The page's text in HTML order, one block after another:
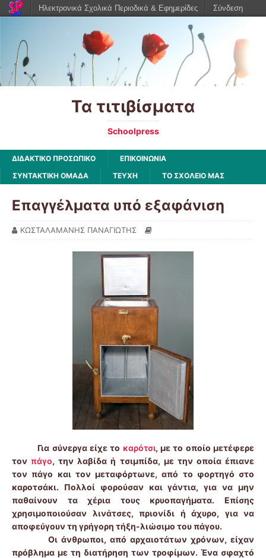
Τα τιτιβίσματα
Schoolpress
ΔΙΔΑΚΤΙΚΟ ΠΡΟΣΩΠΙΚΟ
ΕΠΙΚΟΙΝΩΝΙΑ
ΣΥΝΤΑΚΤΙΚΗ ΟΜΑΔΑ
ΤΕΥΧΗ ΤΟ ΣΧΟΛΕΙΟ ΜΑΣ
Επαγγέλματα υπό εξαφάνιση
ΚΩΣΤΑΛΑΜΑΝΗΣ ΠΑΝΑΓΙΩΤΗΣ
Για σύνεργα είχε το καρότσι, με το οποίο μετέφερε
τονπάγο, την λαβίδα ή τσιμπίδα, με την οποία έπιανε
τον πάγο και τον μεταφόρτωνε, από το φορτηγό στο
καροτσάκι. Πολλοί φορούσαν και γάντια, για να μην
παθαίνουν τα χέρια τους κρυοπαγήματα. Επίσης
χρησιμοποιούσαν λινάτσες, πριονίδι ή άχυρο, για να
αποφεύγουν τη γρήγορη τήξη-λιώσιμο του πάγου.
Οι άνθρωποι, από αρχαιοτάτων χρόνων, είχαν
πρόβλημα με τη διατήρηση των τροφίμων. Ένα σφαχτό
Ηλεκτρονικά Σχολικά Περιοδικά & Εφημερίδες Σύνδεση